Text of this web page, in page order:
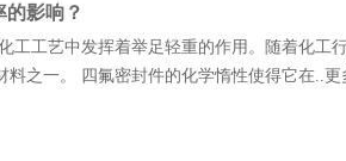
影响？
工艺中发挥着举足轻重的作用。随着化工
之一。 四氟密封件的化学惰性使得它在..更